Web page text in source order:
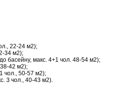
22-24 м2);
34 м2);
басейну, макс. 4+1 чол. 48-54 м2);
38-42 м2);
чол., 50-57 м2);
3 чол., 40-43 м2).